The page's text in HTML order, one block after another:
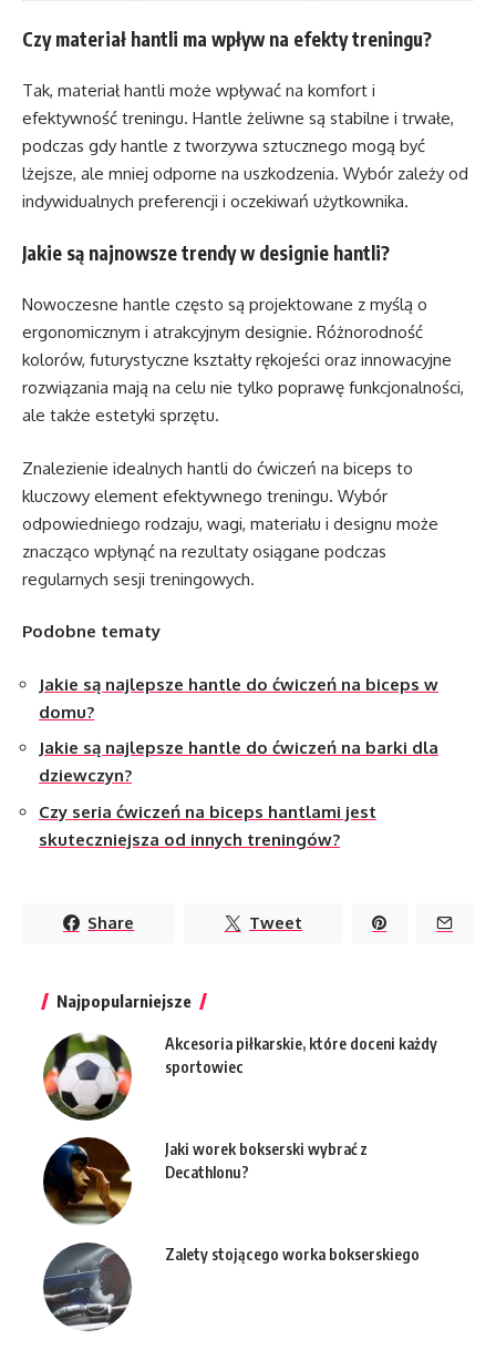
Czy materiał hantli ma wpływ na efekty treningu?
Tak, materiał hantli może wpływać na komfort i
efektywność treningu. Hantle żeliwne są stabilne i trwałe,
podczas gdy hantle z tworzywa sztucznego mogą być
lżejsze, ale mniej odporne na uszkodzenia. Wybór zależy od
indywidualnych preferencji i oczekiwań użytkownika.
Jakie są najnowsze trendy w designie hantli?
Nowoczesne hantle często są projektowane z myślą o
ergonomicznym i atrakcyjnym designie. Różnorodność
kolorów, futurystyczne kształty rękojeści oraz innowacyjne
rozwiązania mają na celu nie tylko poprawę funkcjonalności,
ale także estetyki sprzętu.
Znalezienie idealnych hantli do ćwiczeń na biceps to
kluczowy element efektywnego treningu. Wybór
odpowiedniego rodzaju, wagi, materiału i designu może
znacząco wpłynąć na rezultaty osiągane podczas
regularnych sesji treningowych.
Podobne tematy
Jakie są najlepsze hantle do ćwiczeń na biceps w
domu?
Jakie są najlepsze hantle do ćwiczeń na barki dla
dziewczyn?
Czy seria ćwiczeń na biceps hantlami jest
skuteczniejsza od innych treningów?
Share Tweet
Najpopularniejsze
Akcesoria piłkarskie, które doceni każdy
sportowiec
Jaki worek bokserski wybrać z
Decathlonu?
Zalety stojącego worka bokserskiego